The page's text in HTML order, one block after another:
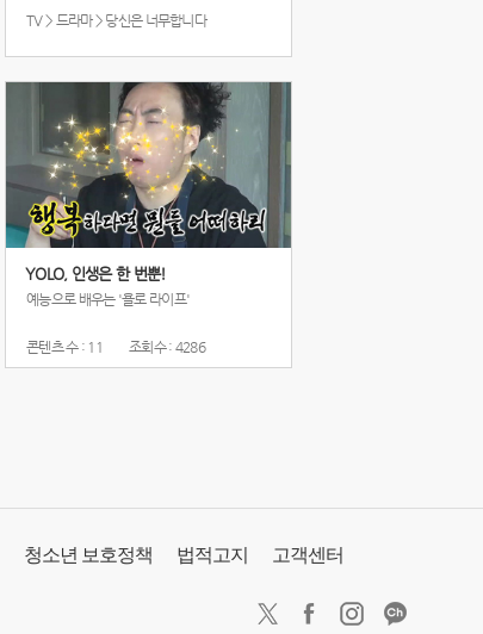
TV > 드라마 > 당신은 너무합니다
YOLO, 인생은 한 번뿐!
예능으로 배우는 '욜로 라이프'
콘텐츠 수 : 11 조회수 : 4286
청소년 보호정책 법적고지
고객센터